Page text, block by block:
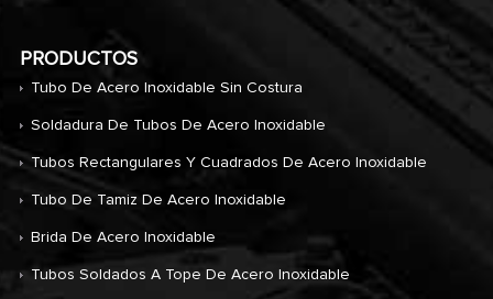
PRODUCTOS
Tubo De Acero Inoxidable Sin Costura
Soldadura De Tubos De Acero Inoxidable
Tubos Rectangulares Y Cuadrados De Acero Inoxidable
Tubo De Tamiz De Acero Inoxidable
Brida De Acero Inoxidable
Tubos Soldados A Tope De Acero Inoxidable